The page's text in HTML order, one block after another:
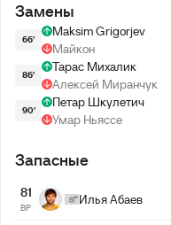
Замены
66'
Maksim Grigorjev
Майкон
86'
Тарас Михалик
Алексей Миранчук
90'
Петар Шкулетич
Умар Ньяссе
Запасные
81
ВР
Илья Абаев